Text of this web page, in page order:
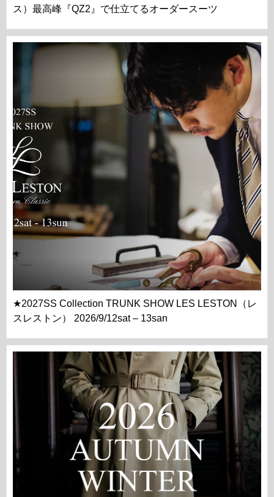
ス）最高峰『QZ2』で仕立てるオーダースーツ
★2027SS Collection TRUNK SHOW LES LESTON（レ
スレストン） 2026/9/12sat – 13san